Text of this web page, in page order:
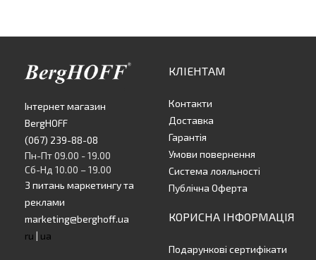
Інтернет магазин
BergHOFF
(067) 239-88-08
Пн-Пт 09.00 - 19.00
Сб-Нд 10.00 – 19.00
З питань маркетингу та
реклами
marketing@berghoff.ua
ru | ua
КЛІЕНТАМ
Контакти
Доставка
Гарантія
Умови повернення
Система лояльності
Публічна Оферта
КОРИСНА ІНФОРМАЦІЯ
Подарункові сертифікати